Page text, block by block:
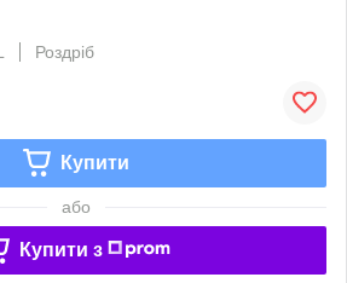
Роздріб
Купити
або
Купити з